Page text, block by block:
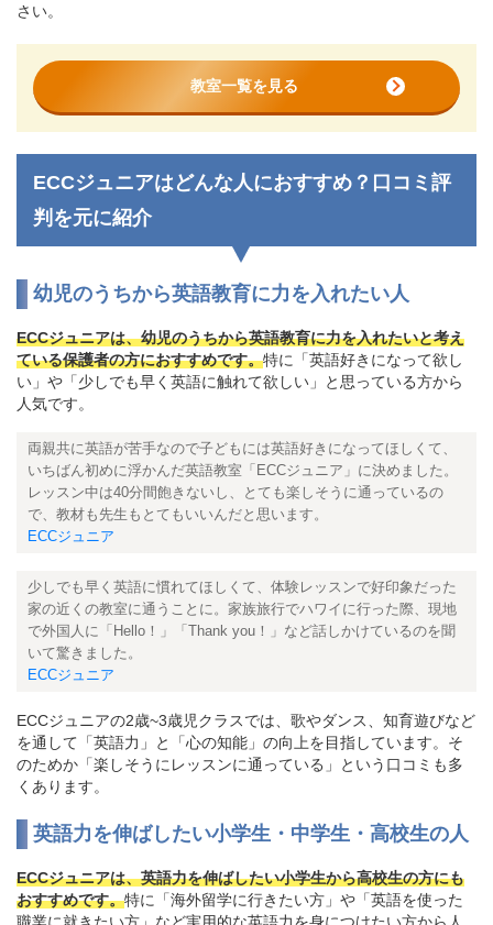
さい。
教室一覧を見る
ECCジュニアはどんな人におすすめ？口コミ評
判を元に紹介
幼児のうちから英語教育に力を入れたい人
ECCジュニアは、幼児のうちから英語教育に力を入れたいと考え
ている保護者の方におすすめです。特に「英語好きになって欲し
い」や「少しでも早く英語に触れて欲しい」と思っている方から
人気です。
両親共に英語が苦手なので子どもには英語好きになってほしくて、
いちばん初めに浮かんだ英語教室「ECCジュニア」に決めました。
レッスン中は40分間飽きないし、とても楽しそうに通っているの
で、教材も先生もとてもいいんだと思います。
ECCジュニア
少しでも早く英語に慣れてほしくて、体験レッスンで好印象だった
家の近くの教室に通うことに。家族旅行でハワイに行った際、現地
で外国人に「Hello！」「Thank you！」など話しかけているのを聞
いて驚きました。
ECCジュニア
ECCジュニアの2歳~3歳児クラスでは、歌やダンス、知育遊びなど
を通して「英語力」と「心の知能」の向上を目指しています。そ
のためか「楽しそうにレッスンに通っている」という口コミも多
くあります。
英語力を伸ばしたい小学生・中学生・高校生の人
ECCジュニアは、英語力を伸ばしたい小学生から高校生の方にも
おすすめです。特に「海外留学に行きたい方」や「英語を使った
職業に就きたい方」など実用的な英語力を身につけたい方から人